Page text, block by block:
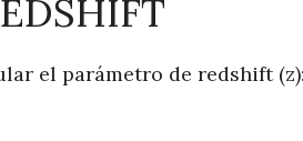
el parámetro de redshift